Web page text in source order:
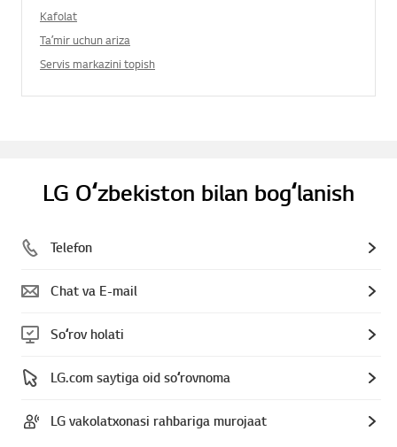
Kafolat
Taʼmir uchun ariza
Servis markazini topish
LG Oʻzbekiston bilan bogʻlanish
Telefon
Chat va E-mail
Soʻrov holati
LG.com saytiga oid soʻrovnoma
LG vakolatxonasi rahbariga murojaat